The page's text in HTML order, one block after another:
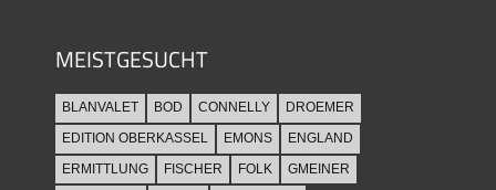
MEISTGESUCHT
BLANVALET BOD CONNELLY
DROEMER
EDITION OBERKASSEL
EMONS
ENGLAND
ERMITTLUNG
FISCHER FOLK
GMEINER